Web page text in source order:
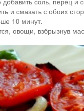
и смазать с обоих
10 минут.
овощи, взбрызнув